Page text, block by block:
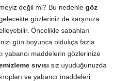
değil mi? Bu nedenle göz
gözleriniz de karşınıza
Öncelikle sabahları
gün boyunca oldukça fazla
yabancı maddelerin gözlerinize
sıvısı siz uyuduğunuzda
ve yabancı maddeleri